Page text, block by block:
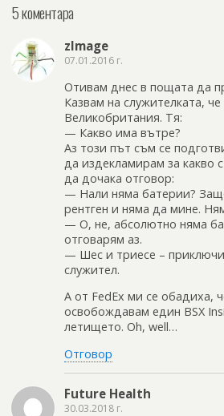
5 коментара
zImage
07.01.2016 г.
Отивам днес в пощата да
Казвам на служителката, че
Великобритания. Тя:
— Какво има вътре?
Аз този път съм се
да издекламирам за какво
да дочака отговор:
— Нали няма батерии?
рентген и няма да мине.
— О, не, абсолютно няма
отговарям аз.
— Шес и триесе –
служител.
А от FedEx ми се обадиха,
освобождавам един BSX
летището. Oh, well…
Отговор
Future Health
30.03.2018 г.